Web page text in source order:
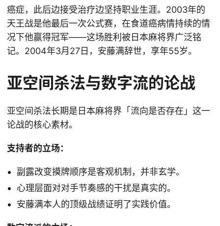
癌症，此后边接受治疗边坚持职业生涯。2003年的
天王战是他最后一次公式赛，在食道癌病情持续的情
况下他赢得冠军——这场胜利被日本麻将界广泛铭
记。2004年3月27日，安藤满辞世，享年55岁。
亚空间杀法与数字流的论战
亚空间杀法长期是日本麻将界「流向是否存在」这一
论战的核心素材。
支持者的立场：
副露改变摸牌顺序是客观机制，并非玄学。
心理层面对对手节奏感的干扰是真实的。
安藤满本人的顶级战绩证明了实践价值。